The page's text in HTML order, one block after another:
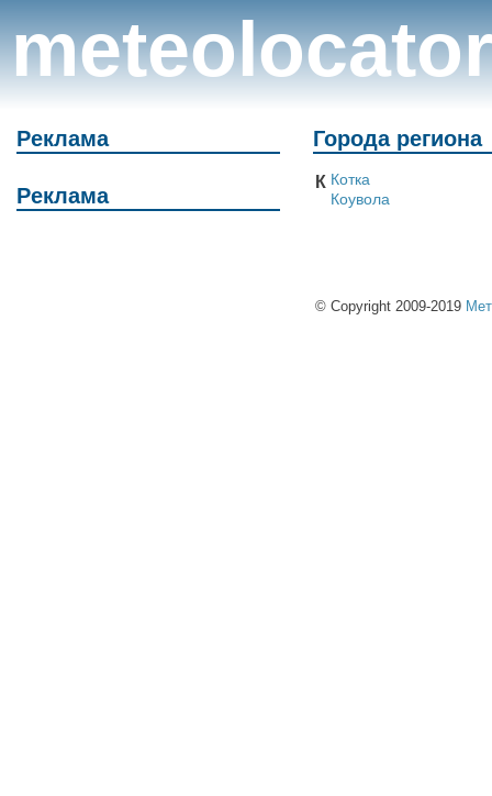
meteolocator
Реклама
Реклама
Города региона
К Котка
Коувола
© Copyright 2009-2019